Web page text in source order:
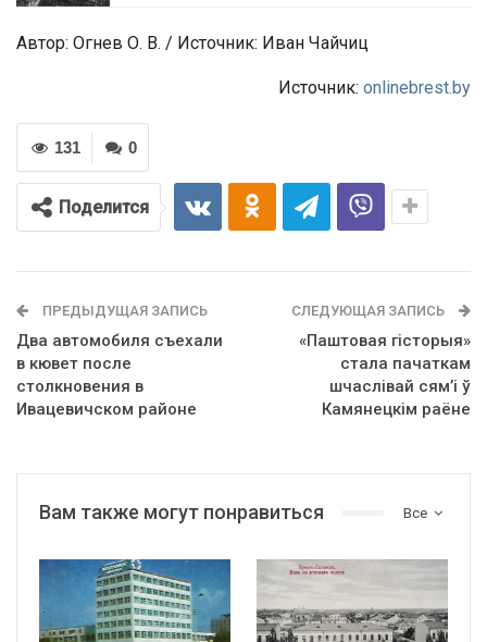
Автор: Огнев О. В. / Источник: Иван Чайчиц
Источник: onlinebrest.by
0
131
Поделится
ПРЕДЫДУЩАЯ ЗАПИСЬ
Два автомобиля съехали
в кювет после
столкновения в
Ивацевичском районе
СЛЕДУЮЩАЯ ЗАПИСЬ
«Паштовая гісторыя»
стала пачаткам
шчаслівай сям’і ў
Камянецкім раёне
Все
Вам также могут понравиться